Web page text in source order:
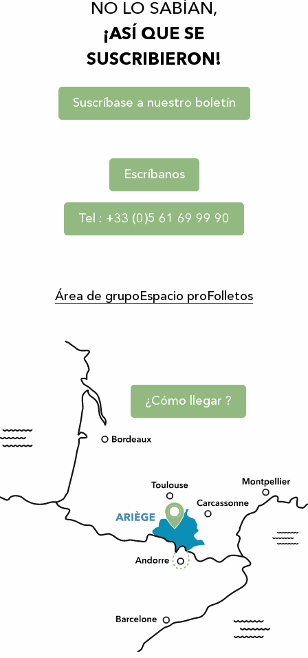
NO LO SABÍAN,
¡ASÍ QUE SE
SUSCRIBIERON!
Suscríbase a nuestro boletín
Escríbanos
Tel : +33 (0)5 61 69 99 90
Área de grupo Espacio pro Folletos
¿Cómo llegar ?